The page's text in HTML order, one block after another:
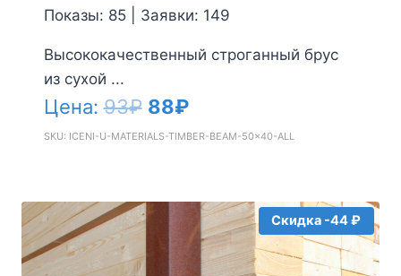
Показы: 85 | Заявки: 149
Высококачественный строганный брус
из сухой ...
Цена:93₽ Первоначальная
цена
93₽.
88₽Текущая
цена:
SKU: ICENI-U-MATERIALS-TIMBER-BEAM-50x40-ALL
Скидка -44 ₽